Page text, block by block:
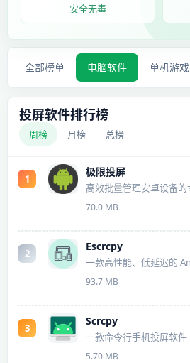
安全无毒
全部榜单 电脑软件 单机游戏
投屏软件排行榜
周榜 月榜 总榜
1
极限投屏
70.0 MB
2
Escrcpy
93.7 MB
3
Scrcpy
一款命令行手机投屏软件
5.70 MB